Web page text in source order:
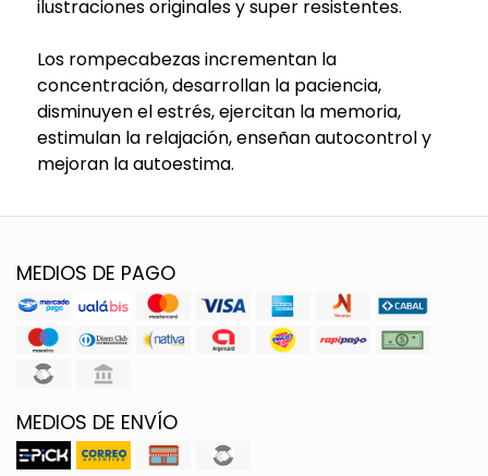
ilustraciones originales y super resistentes.
Los rompecabezas incrementan la
concentración, desarrollan la paciencia,
disminuyen el estrés, ejercitan la memoria,
estimulan la relajación, enseñan autocontrol y
mejoran la autoestima.
MEDIOS DE PAGO
MEDIOS DE ENVÍO